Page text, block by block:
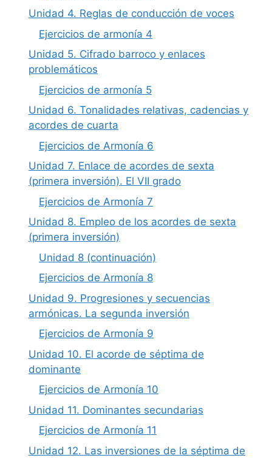
Unidad 4. Reglas de conducción de voces
Ejercicios de armonía 4
Unidad 5. Cifrado barroco y enlaces
problemáticos
Ejercicios de armonía 5
Unidad 6. Tonalidades relativas, cadencias y
acordes de cuarta
Ejercicios de Armonía 6
Unidad 7. Enlace de acordes de sexta
(primera inversión). El VII grado
Ejercicios de Armonía 7
Unidad 8. Empleo de los acordes de sexta
(primera inversión)
Unidad 8 (continuación)
Ejercicios de Armonía 8
Unidad 9. Progresiones y secuencias
armónicas. La segunda inversión
Ejercicios de Armonía 9
Unidad 10. El acorde de séptima de
dominante
Ejercicios de Armonía 10
Unidad 11. Dominantes secundarias
Ejercicios de Armonía 11
Unidad 12. Las inversiones de la séptima de